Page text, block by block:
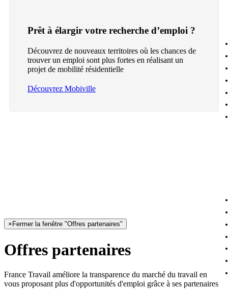
Prêt à élargir votre recherche d’emploi ?
Découvrez de nouveaux territoires où les chances de
trouver un emploi sont plus fortes en réalisant un
projet de mobilité résidentielle
Découvrez Mobiville
× Fermer la fenêtre "Offres partenaires"
Offres partenaires
France Travail améliore la transparence du marché du travail en
vous proposant plus d'opportunités d'emploi grâce à ses partenaires